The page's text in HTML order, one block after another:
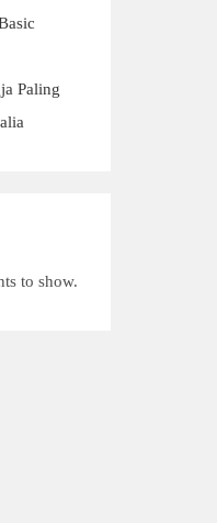
Paling
to show.